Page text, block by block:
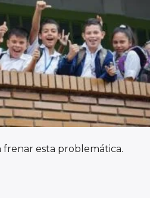
frenar esta problemática.